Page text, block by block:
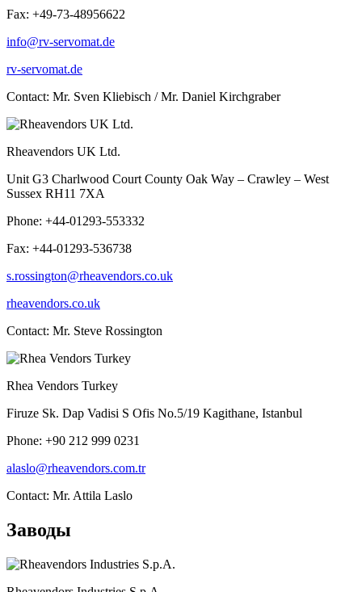
Fax: +49-73-48956622
info@rv-servomat.de
rv-servomat.de
Contact: Mr. Sven Kliebisch / Mr. Daniel Kirchgraber
Rheavendors UK Ltd.
Unit G3 Charlwood Court County Oak Way – Crawley – West
Sussex RH11 7XA
Phone: +44-01293-553332
Fax: +44-01293-536738
s.rossington@rheavendors.co.uk
rheavendors.co.uk
Contact: Mr. Steve Rossington
Rhea Vendors Turkey
Firuze Sk. Dap Vadisi S Ofis No.5/19 Kagithane, Istanbul
Phone: +90 212 999 0231
alaslo@rheavendors.com.tr
Contact: Mr. Attila Laslo
Заводы